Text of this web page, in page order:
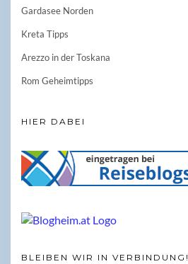
Gardasee Norden
Kreta Tipps
Arezzo in der Toskana
Rom Geheimtipps
HIER DABEI
BLEIBEN WIR IN VERBINDUNG!